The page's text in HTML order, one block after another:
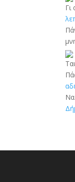
Γι
Να